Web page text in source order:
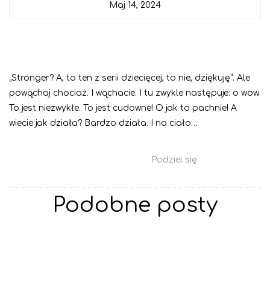
Maj 14, 2024
„Stronger? A, to ten z serii dziecięcej, to nie, dziękuję”. Ale
powąchaj chociaż. I wąchacie. I tu zwykle następuje: o wow.
To jest niezwykłe. To jest cudowne! O jak to pachnie! A
wiecie jak działa? Bardzo działa. I na ciało…
Podziel się
Podobne posty